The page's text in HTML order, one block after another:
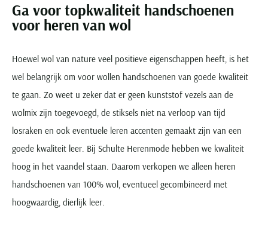
Ga voor topkwaliteit handschoenen
voor heren van wol
Hoewel wol van nature veel positieve eigenschappen heeft, is het
wel belangrijk om voor wollen handschoenen van goede kwaliteit
te gaan. Zo weet u zeker dat er geen kunststof vezels aan de
wolmix zijn toegevoegd, de stiksels niet na verloop van tijd
losraken en ook eventuele leren accenten gemaakt zijn van een
goede kwaliteit leer. Bij Schulte Herenmode hebben we kwaliteit
hoog in het vaandel staan. Daarom verkopen we alleen heren
handschoenen van 100% wol, eventueel gecombineerd met
hoogwaardig, dierlijk leer.